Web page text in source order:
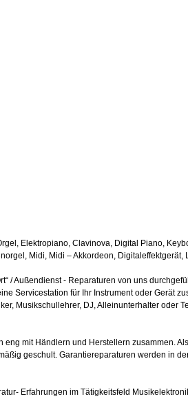
Elektropiano, Clavinova, Digital Piano,
Midi, Midi – Akkordeon,
/ Außendienst - Reparaturen von uns
Servicestation für Ihr Instrument oder Gerät
Musikschullehrer, DJ, Alleinunterhalter oder
eng mit Händlern und Herstellern zusammen.
geschult. Garantiereparaturen werden in
Erfahrungen im Tätigkeitsfeld